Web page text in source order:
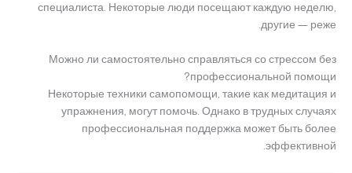
специалиста. Некоторые люди посещают каждую неделю,
другие — реже.
Можно ли самостоятельно справляться со стрессом без
профессиональной помощи?
Некоторые техники самопомощи, такие как медитация и
упражнения, могут помочь. Однако в трудных случаях
профессиональная поддержка может быть более
эффективной.